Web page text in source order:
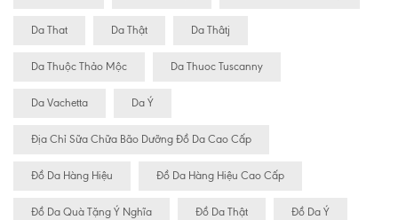
Da That Da Thật Da Thâtj
Da Thuộc Thảo Mộc Da Thuoc Tuscanny
Da Vachetta Da Ý
Địa Chỉ Sữa Chữa Bão Dưỡng Đồ Da Cao Cấp
Đồ Da Hàng Hiệu Đồ Da Hàng Hiệu Cao Cấp
Đồ Da Quà Tặng Ý Nghĩa Đồ Da Thật Đồ Da Ý